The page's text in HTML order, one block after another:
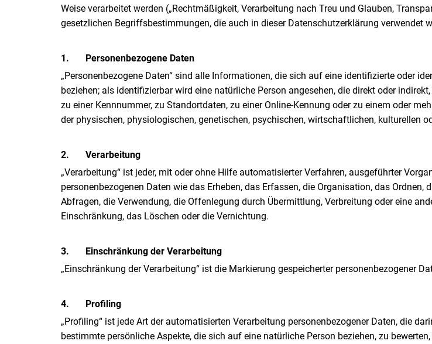
Weise verarbeitet werden („Rechtmäßigkeit, Verarbeitung nach Treu und Glauben,
gesetzlichen Begriffsbestimmungen, die auch in dieser Datenschutzerklärung verwendet
1. Personenbezogene Daten
„Personenbezogene Daten“ sind alle Informationen, die sich auf eine identifizierte oder
beziehen; als identifizierbar wird eine natürliche Person angesehen, die direkt oder
zu einer Kennnummer, zu Standortdaten, zu einer Online-Kennung oder zu einem oder
der physischen, physiologischen, genetischen, psychischen, wirtschaftlichen, kulturellen
2. Verarbeitung
„Verarbeitung“ ist jeder, mit oder ohne Hilfe automatisierter Verfahren, ausgeführter
personenbezogenen Daten wie das Erheben, das Erfassen, die Organisation, das
Abfragen, die Verwendung, die Offenlegung durch Übermittlung, Verbreitung oder eine
Einschränkung, das Löschen oder die Vernichtung.
3. Einschränkung der Verarbeitung
„Einschränkung der Verarbeitung“ ist die Markierung gespeicherter personenbezogener
4. Profiling
„Profiling“ ist jede Art der automatisierten Verarbeitung personenbezogener Daten, die
bestimmte persönliche Aspekte, die sich auf eine natürliche Person beziehen, zu